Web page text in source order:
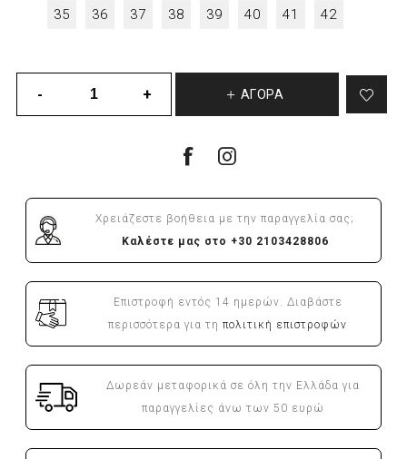
35 36 37 38 39 40 41 42
ΑΓΟΡΆ
Χρειάζεστε βοήθεια με την παραγγελία σας;
Καλέστε μας στο +30 2103428806
Επιστροφή εντός 14 ημερών. Διαβάστε
περισσότερα για τηπολιτική επιστροφών
Δωρεάν μεταφορικά σε όλη την Ελλάδα για
παραγγελίες άνω των 50 ευρώ